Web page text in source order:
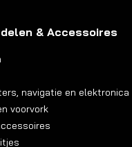
& Accessoires
navigatie en elektronica
voorvork